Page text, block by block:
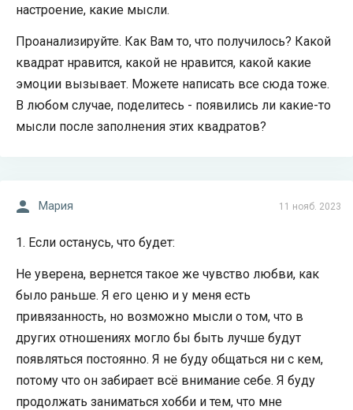
настроение, какие мысли.
Проанализируйте. Как Вам то, что получилось? Какой
квадрат нравится, какой не нравится, какой какие
эмоции вызывает. Можете написать все сюда тоже.
В любом случае, поделитесь - появились ли какие-то
мысли после заполнения этих квадратов?
11 нояб. 2023
Мария
1. Если останусь, что будет:
Не уверена, вернется такое же чувство любви, как
было раньше. Я его ценю и у меня есть
привязанность, но возможно мысли о том, что в
других отношениях могло бы быть лучше будут
появляться постоянно. Я не буду общаться ни с кем,
потому что он забирает всё внимание себе. Я буду
продолжать заниматься хобби и тем, что мне